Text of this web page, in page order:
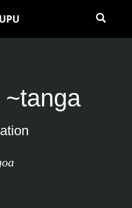
~tanga